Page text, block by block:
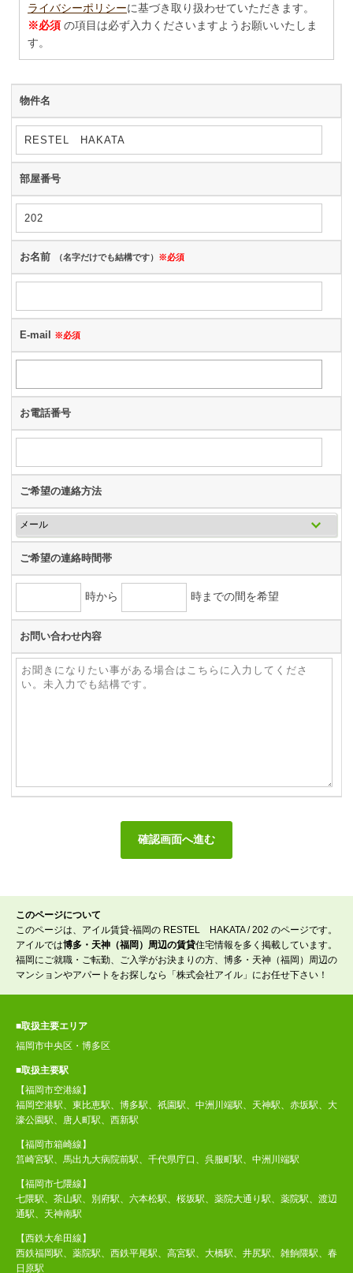
ライバシーポリシーに基づき取り扱わせていただきます。
※必須 の項目は必ず入力くださいますようお願いいたしま
す。
物件名
部屋番号
お名前 （名字だけでも結構です） ※必須
E-mail ※必須
お電話番号
ご希望の連絡方法
ご希望の連絡時間帯
時から 時までの間を希望
お問い合わせ内容
このページについて
このページは、アイル賃貸-福岡の RESTEL HAKATA / 202 のページです。
アイルでは博多・天神（福岡）周辺の賃貸住宅情報を多く掲載しています。
福岡にご就職・ご転勤、ご入学がお決まりの方、博多・天神（福岡）周辺の
マンションやアパートをお探しなら「株式会社アイル」にお任せ下さい！
■取扱主要エリア
福岡市中央区・博多区
■取扱主要駅
【福岡市空港線】
福岡空港駅、東比恵駅、博多駅、祇園駅、中洲川端駅、天神駅、赤坂駅、大
濠公園駅、唐人町駅、西新駅
【福岡市箱崎線】
筥崎宮駅、馬出九大病院前駅、千代県庁口、呉服町駅、中洲川端駅
【福岡市七隈線】
七隈駅、茶山駅、別府駅、六本松駅、桜坂駅、薬院大通り駅、薬院駅、渡辺
通駅、天神南駅
【西鉄大牟田線】
西鉄福岡駅、薬院駅、西鉄平尾駅、高宮駅、大橋駅、井尻駅、雑餉隈駅、春
日原駅